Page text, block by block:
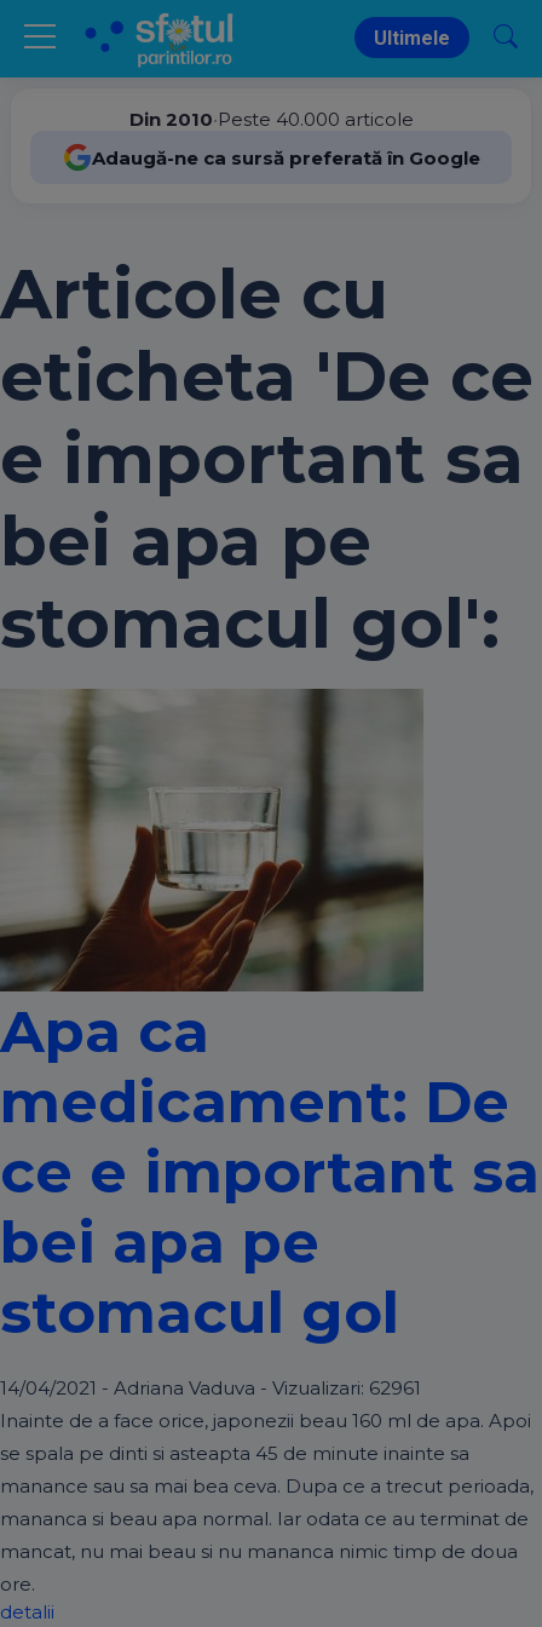
Ultimele
Din 2010•Peste 40.000 articole
Adaugă-ne ca sursă preferată în Google
Articole cu
eticheta 'De ce
e important sa
bei apa pe
stomacul gol':
Apa ca
medicament: De
ce e important sa
bei apa pe
stomacul gol
14/04/2021 - Adriana Vaduva - Vizualizari: 62961
Inainte de a face orice, japonezii beau 160 ml de apa. Apoi
se spala pe dinti si asteapta 45 de minute inainte sa
manance sau sa mai bea ceva. Dupa ce a trecut perioada,
mananca si beau apa normal. Iar odata ce au terminat de
mancat, nu mai beau si nu mananca nimic timp de doua
ore.
detalii